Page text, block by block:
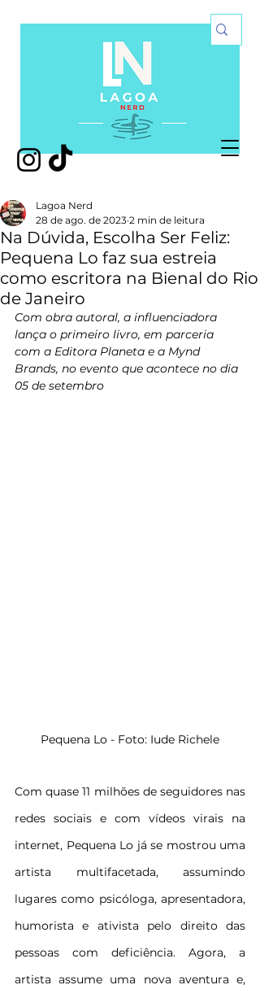
Na Dúvida, Escolha Ser Feliz:
Pequena Lo faz sua estreia
como escritora na Bienal do Rio
de Janeiro
Lagoa Nerd
28 de ago. de 2023 2 min de leitura
Com obra autoral, a influenciadora
lança o primeiro livro, em parceria
com a Editora Planeta e a Mynd
Brands, no evento que acontece no dia
05 de setembro
Pequena Lo - Foto: Iude Richele
Com quase 11 milhões de seguidores nas
redes sociais e com vídeos virais na
internet, Pequena Lo já se mostrou uma
artista multifacetada, assumindo
lugares como psicóloga, apresentadora,
humorista e ativista pelo direito das
pessoas com deficiência. Agora, a
artista assume uma nova aventura e,